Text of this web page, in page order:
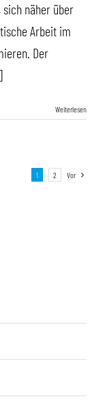
sich näher über
Arbeit im
Der
Weiterlesen
1 2 Vor